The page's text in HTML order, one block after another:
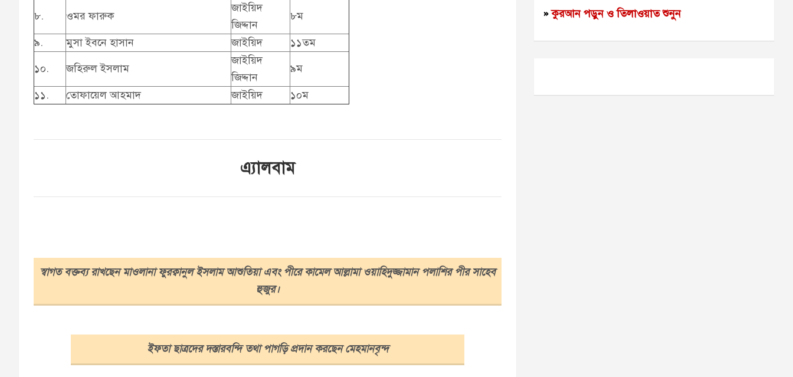
৮. ওমর ফারুক
জাইয়িদ
জিদ্দান
৮ম
৯. মুসা ইবনে হাসান জাইয়িদ
১১তম
১০.
জহিরুল ইসলাম
জাইয়িদ
জিদ্দান
৯ম
১১. তোফায়েল আহমাদ জাইয়িদ ১০ম
এ্যালবাম
স্বাগত বক্তব্য রাখছেন মাওলানা ফুরক্বানুল ইসলাম আশুতিয়া এবং পীরে কামেল আল্লামা ওয়াহিদুজ্জামান পলাশির পীর সাহেব
হুজুর।
ইফতা ছাত্রদের দস্তারবন্দি তথা পাগড়ি প্রদান করছেন মেহমানবৃন্দ
» কুরআন পড়ুন ও তিলাওয়াত শুনুন